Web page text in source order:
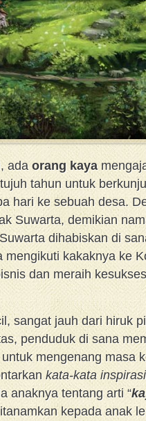
ada orang kaya
tahun untuk
hari ke sebuah desa.
Suwarta, demikian
dihabiskan di
mengikuti kakaknya ke
dan meraih
sangat jauh dari hiruk
penduduk di sana
mengenang masa
kata-kata inspirasi
anaknya tentang arti “
kepada anak